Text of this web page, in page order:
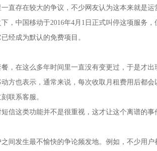
直存在较大的争议，不少网友认为这本来就是运
，中国移动于2016年4月1日正式叫停这项服务，
经成为默认的免费项目。
，在这么多年时间里一直没有变更过，于是才出
方也表示，通常来说，每次收取月租费用后都会
联系客服。
信这类功能并不是很重视，这才让这个离谱的事
间发生最不愉快的争论频发地。例如，不少用户